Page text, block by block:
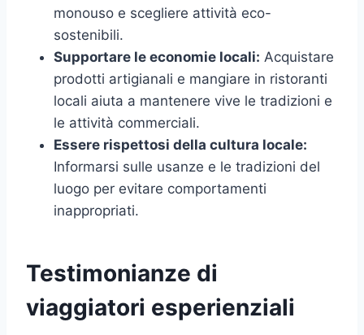
monouso e scegliere attività eco-
sostenibili.
Supportare le economie locali: Acquistare
prodotti artigianali e mangiare in ristoranti
locali aiuta a mantenere vive le tradizioni e
le attività commerciali.
Essere rispettosi della cultura locale:
Informarsi sulle usanze e le tradizioni del
luogo per evitare comportamenti
inappropriati.
Testimonianze di
viaggiatori esperienziali